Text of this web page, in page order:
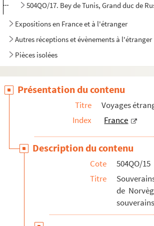
504QO/17. Bey de Tunis, Grand duc de
Expositions en France et à l'étranger
Autres réceptions et évènements à l'étranger
Pièces isolées
Présentation du contenu
Titre
Voyages
Index
France
Description du contenu
Cote
504QO/15
Titre
de